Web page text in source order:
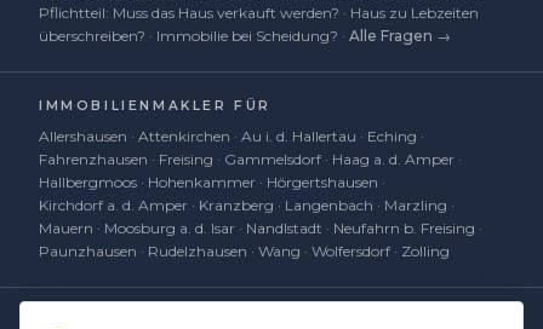
Pflichtteil: Muss das Haus verkauft werden? · Haus zu Lebzeiten
überschreiben? · Immobilie bei Scheidung? · Alle Fragen →
IMMOBILIENMAKLER FÜR
Allershausen · Attenkirchen · Au i. d. Hallertau · Eching ·
Fahrenzhausen · Freising · Gammelsdorf · Haag a. d. Amper ·
Hallbergmoos · Hohenkammer · Hörgertshausen ·
Kirchdorf a. d. Amper · Kranzberg · Langenbach · Marzling ·
Mauern · Moosburg a. d. Isar · Nandlstadt · Neufahrn b. Freising ·
Paunzhausen · Rudelzhausen · Wang · Wolfersdorf · Zolling